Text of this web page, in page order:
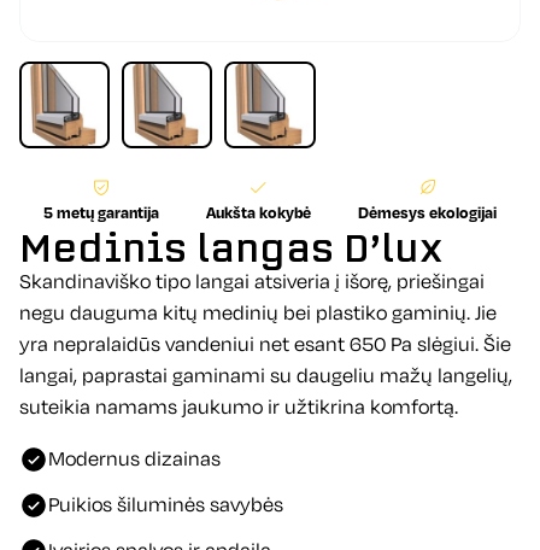
5 metų garantija Aukšta kokybė Dėmesys ekologijai
Medinis langas D’lux
Skandinaviško tipo langai atsiveria į išorę, priešingai
negu dauguma kitų medinių bei plastiko gaminių. Jie
yra nepralaidūs vandeniui net esant 650 Pa slėgiui. Šie
langai, paprastai gaminami su daugeliu mažų langelių,
suteikia namams jaukumo ir užtikrina komfortą.
Modernus dizainas
Puikios šiluminės savybės